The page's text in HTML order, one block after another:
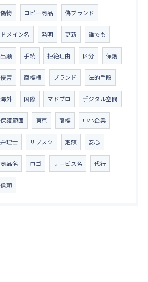
偽物 コピー商品 偽ブランド
ドメイン名 発明 更新 誰でも
出願 手続 拒絶理由 区分 保護
侵害 商標権 ブランド 法的手段
海外 国際 マドプロ デジタル空間
保護範囲 東京 商標 中小企業
弁理士 サブスク 定額 安心
商品名 ロゴ サービス名 代行
信頼